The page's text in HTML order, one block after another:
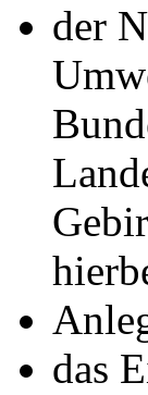
der
das